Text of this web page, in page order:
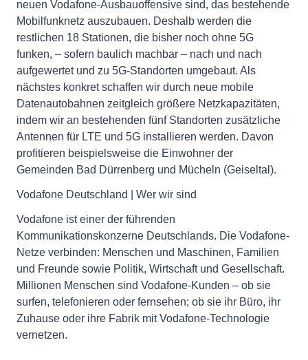
neuen Vodafone-Ausbauoffensive sind, das bestehende
Mobilfunknetz auszubauen. Deshalb werden die
restlichen 18 Stationen, die bisher noch ohne 5G
funken, – sofern baulich machbar – nach und nach
aufgewertet und zu 5G-Standorten umgebaut. Als
nächstes konkret schaffen wir durch neue mobile
Datenautobahnen zeitgleich größere Netzkapazitäten,
indem wir an bestehenden fünf Standorten zusätzliche
Antennen für LTE und 5G installieren werden. Davon
profitieren beispielsweise die Einwohner der
Gemeinden Bad Dürrenberg und Mücheln (Geiseltal).
Vodafone Deutschland | Wer wir sind
Vodafone ist einer der führenden
Kommunikationskonzerne Deutschlands. Die Vodafone-
Netze verbinden: Menschen und Maschinen, Familien
und Freunde sowie Politik, Wirtschaft und Gesellschaft.
Millionen Menschen sind Vodafone-Kunden – ob sie
surfen, telefonieren oder fernsehen; ob sie ihr Büro, ihr
Zuhause oder ihre Fabrik mit Vodafone-Technologie
vernetzen.